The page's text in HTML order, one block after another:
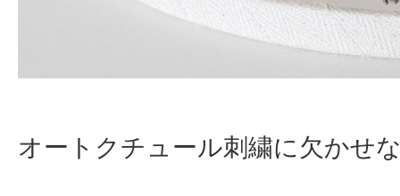
オートクチュール刺繍に欠かせ